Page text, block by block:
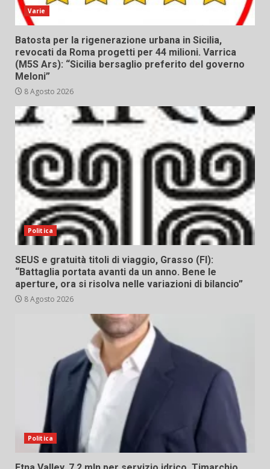
Varie
Batosta per la rigenerazione urbana in Sicilia,
revocati da Roma progetti per 44 milioni. Varrica
(M5S Ars): “Sicilia bersaglio preferito del governo
Meloni”
8 Agosto 2026
Politica
SEUS e gratuità titoli di viaggio, Grasso (FI):
“Battaglia portata avanti da un anno. Bene le
aperture, ora si risolva nelle variazioni di bilancio”
8 Agosto 2026
Politica